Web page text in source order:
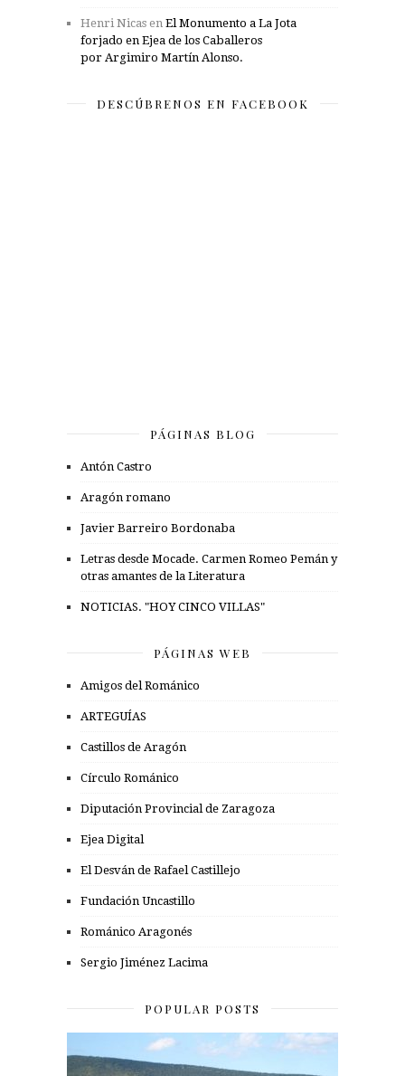
Henri Nicas en El Monumento a La Jota
forjado en Ejea de los Caballeros
por Argimiro Martín Alonso.
DESCÚBRENOS EN FACEBOOK
PÁGINAS BLOG
Antón Castro
Aragón romano
Javier Barreiro Bordonaba
Letras desde Mocade. Carmen Romeo Pemán y
otras amantes de la Literatura
NOTICIAS. "HOY CINCO VILLAS"
PÁGINAS WEB
Amigos del Románico
ARTEGUÍAS
Castillos de Aragón
Círculo Románico
Diputación Provincial de Zaragoza
Ejea Digital
El Desván de Rafael Castillejo
Fundación Uncastillo
Románico Aragonés
Sergio Jiménez Lacima
POPULAR POSTS